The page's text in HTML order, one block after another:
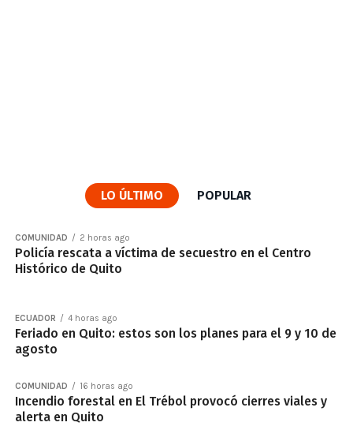
LO ÚLTIMO POPULAR
COMUNIDAD 2 horas ago
Policía rescata a víctima de secuestro en el Centro
Histórico de Quito
ECUADOR 4 horas ago
Feriado en Quito: estos son los planes para el 9 y 10 de
agosto
COMUNIDAD 16 horas ago
Incendio forestal en El Trébol provocó cierres viales y
alerta en Quito